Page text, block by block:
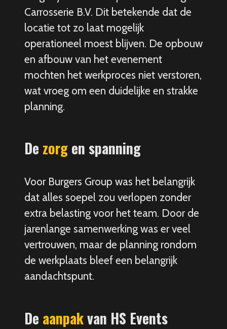
Carrosserie B.V. Dit betekende dat de
locatie tot zo laat mogelijk
operationeel moest blijven. De opbouw
en afbouw van het evenement
mochten het werkproces niet verstoren,
wat vroeg om een duidelijke en strakke
planning.
De zorgen spanning
Voor Burgers Group was het belangrijk
dat alles soepel zou verlopen zonder
extra belasting voor het team. Door de
jarenlange samenwerking was er veel
vertrouwen, maar de planning rondom
de werkplaats bleef een belangrijk
aandachtspunt.
De aanpakvan HS Events